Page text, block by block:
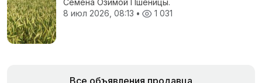
8 июл 2026, 08:13 • 1 031
Все объявления продавца